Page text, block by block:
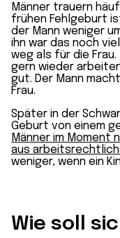
Männer trauern
frühen Fehlgeburt
der Mann weniger
ihn war das noch
weg als für die
gern wieder
gut. Der Mann
Frau.
Später in der
Geburt von einem
Männer im Moment
aus
weniger, wenn ein
Wie soll